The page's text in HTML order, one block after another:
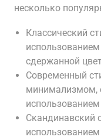
несколько
Классический
сдержанной
Современный
минимализмом,
Скандинавский